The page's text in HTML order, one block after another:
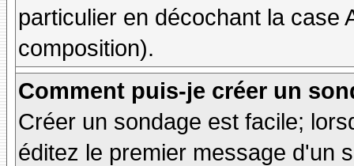
particulier en décochant la case
composition).
Comment puis-je créer un
Créer un sondage est facile;
éditez le premier message d'un